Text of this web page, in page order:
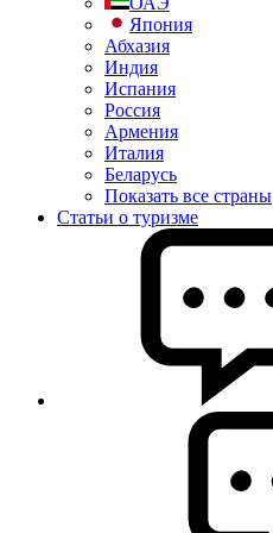
Япония
Абхазия
Индия
Испания
Россия
Армения
Италия
Беларусь
Показать все страны
Статьи о туризме